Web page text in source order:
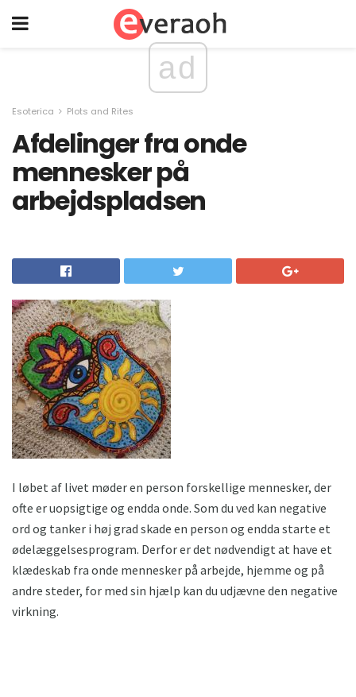
ad
Esoterica Plots and Rites
Afdelinger fra onde
mennesker på
arbejdspladsen
I løbet af livet møder en person forskellige mennesker, der
ofte er uopsigtige og endda onde. Som du ved kan negative
ord og tanker i høj grad skade en person og endda starte et
ødelæggelsesprogram. Derfor er det nødvendigt at have et
klædeskab fra onde mennesker på arbejde, hjemme og på
andre steder, for med sin hjælp kan du udjævne den negative
virkning.